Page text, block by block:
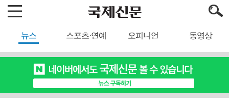
뉴스 스포츠·연예 오피니언 동영상